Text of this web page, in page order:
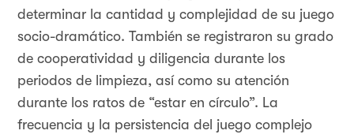
determinar la cantidad y complejidad de su juego
socio-dramático. También se registraron su grado
de cooperatividad y diligencia durante los
periodos de limpieza, así como su atención
durante los ratos de “estar en círculo”. La
frecuencia y la persistencia del juego complejo